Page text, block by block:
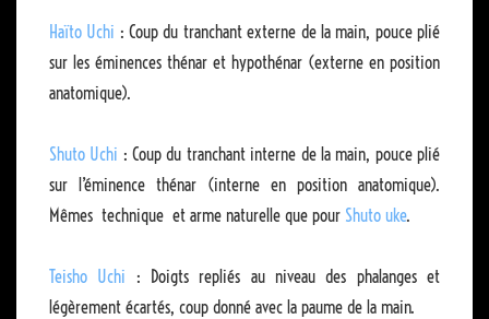
Haïto Uchi : Coup du tranchant externe de la main, pouce plié
sur les éminences thénar et hypothénar (externe en position
anatomique).
Shuto Uchi : Coup du tranchant interne de la main, pouce plié
sur l’éminence thénar (interne en position anatomique).
Mêmes technique et arme naturelle que pour Shuto uke.
Teisho Uchi : Doigts repliés au niveau des phalanges et
légèrement écartés, coup donné avec la paume de la main.